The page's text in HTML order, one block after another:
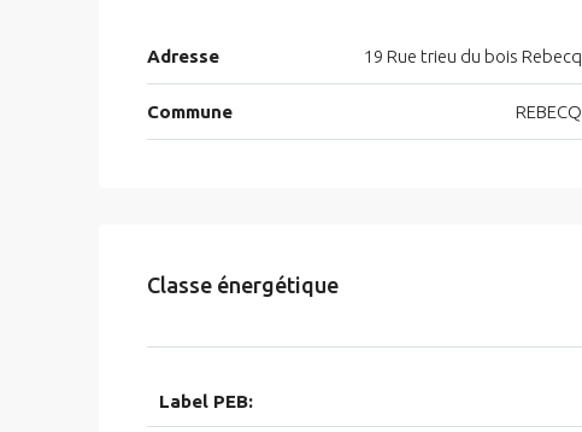
Adresse 19 Rue trieu du bois Rebecq
Commune REBECQ
Classe énergétique
Label PEB: